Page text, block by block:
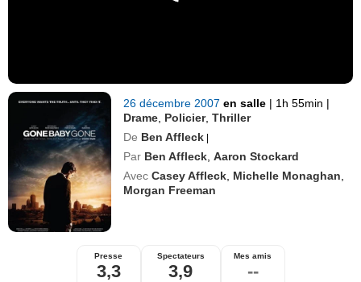
26 décembre 2007en salle | 1h 55min |
Drame Policier,Thriller
De Ben Affleck |
Par Ben Affleck ,Aaron Stockard
Avec Casey Affleck Michelle Monaghan
Morgan Freeman
Presse
3,3
Spectateurs
3,9
Mes amis
--